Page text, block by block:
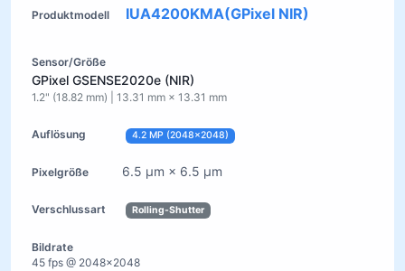
IUA4200KMA(GPixel NIR)
GPixel GSENSE2020e (NIR)
1.2" (18.82 mm) | 13.31 mm × 13.31 mm
4.2 MP (2048×2048)
6.5 µm × 6.5 µm
Rolling-Shutter
45 fps @ 2048×2048